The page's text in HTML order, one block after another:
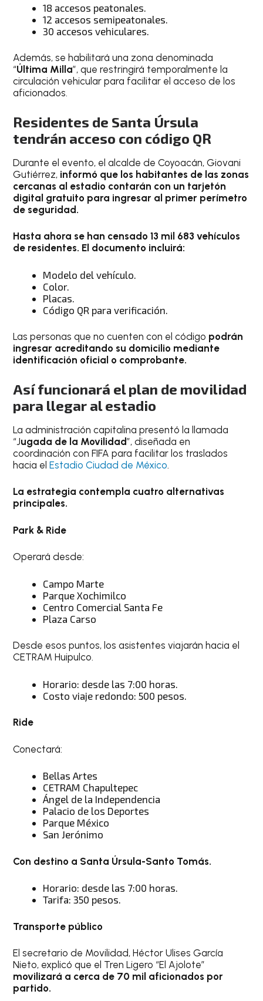
18 accesos peatonales.
12 accesos semipeatonales.
30 accesos vehiculares.
Además, se habilitará una zona denominada
“Última Milla”, que restringirá temporalmente la
circulación vehicular para facilitar el acceso de los
aficionados.
Residentes de Santa Úrsula
tendrán acceso con código QR
Durante el evento, el alcalde de Coyoacán, Giovani
Gutiérrez, informó que los habitantes de las zonas
cercanas al estadio contarán con un tarjetón
digital gratuito para ingresar al primer perímetro
de seguridad.
Hasta ahora se han censado 13 mil 683 vehículos
de residentes. El documento incluirá:
Modelo del vehículo.
Color.
Placas.
Código QR para verificación.
Las personas que no cuenten con el código podrán
ingresar acreditando su domicilio mediante
identificación oficial o comprobante.
Así funcionará el plan de movilidad
para llegar al estadio
La administración capitalina presentó la llamada
“Jugada de la Movilidad”, diseñada en
coordinación con FIFA para facilitar los traslados
hacia elEstadio Ciudad de México.
La estrategia contempla cuatro alternativas
principales.
Park & Ride
Operará desde:
Campo Marte
Parque Xochimilco
Centro Comercial Santa Fe
Plaza Carso
Desde esos puntos, los asistentes viajarán hacia el
CETRAM Huipulco.
Horario: desde las 7:00 horas.
Costo viaje redondo: 500 pesos.
Ride
Conectará:
Bellas Artes
CETRAM Chapultepec
Ángel de la Independencia
Palacio de los Deportes
Parque México
San Jerónimo
Con destino a Santa Úrsula-Santo Tomás.
Horario: desde las 7:00 horas.
Tarifa: 350 pesos.
Transporte público
El secretario de Movilidad, Héctor Ulises García
Nieto, explicó que el Tren Ligero “El Ajolote”
movilizará a cerca de 70 mil aficionados por
partido.